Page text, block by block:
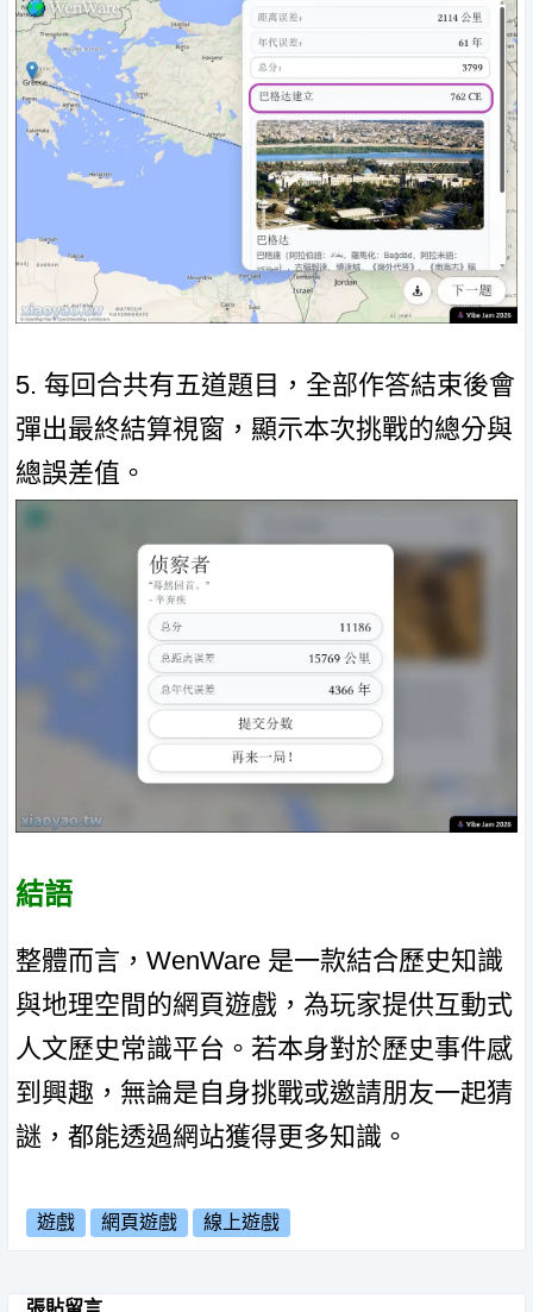
5. 每回合共有五道題目，全部作答結束後會
彈出最終結算視窗，顯示本次挑戰的總分與
總誤差值。
結語
整體而言，WenWare 是一款結合歷史知識
與地理空間的網頁遊戲，為玩家提供互動式
人文歷史常識平台。若本身對於歷史事件感
到興趣，無論是自身挑戰或邀請朋友一起猜
謎，都能透過網站獲得更多知識。
遊戲 網頁遊戲 線上遊戲